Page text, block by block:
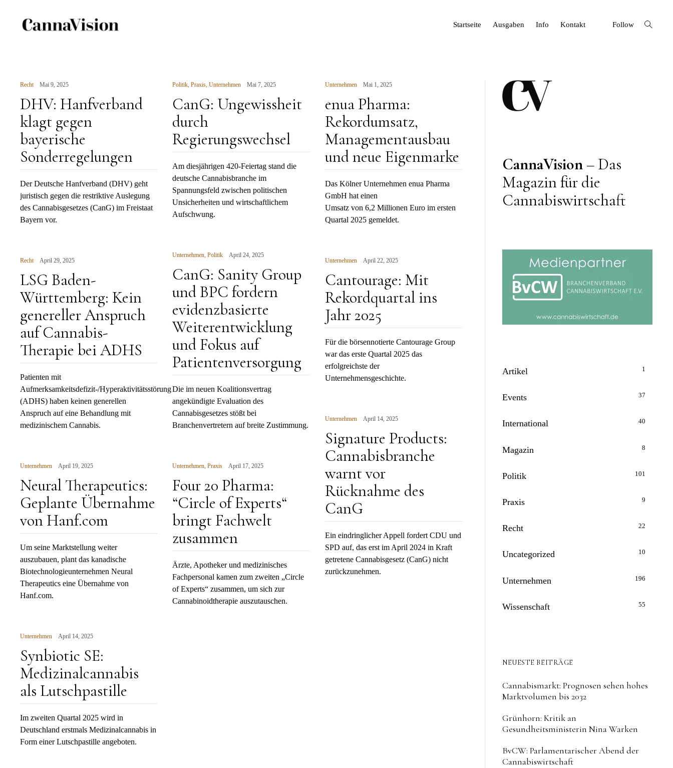
Startseite Ausgaben Info Kontakt Follow
open
search
Journal
Recht Mai 9, 2025
DHV: Hanfverband
klagt gegen
bayerische
Sonderregelungen
Der Deutsche Hanfverband (DHV) geht
juristisch gegen die restriktive Auslegung
des Cannabisgesetzes (CanG) im Freistaat
Bayern vor.
Politik,Praxis,Unternehmen Mai 7, 2025
CanG: Ungewissheit
durch
Regierungswechsel
Am diesjährigen 420-Feiertag stand die
deutsche Cannabisbranche im
Spannungsfeld zwischen politischen
Unsicherheiten und wirtschaftlichem
Aufschwung.
Unternehmen Mai 1, 2025
enua Pharma:
Rekordumsatz,
Managementausbau
und neue Eigenmarke
Das Kölner Unternehmen enua Pharma
GmbH hat einen
Umsatz von 6,2 Millionen Euro im ersten
Quartal 2025 gemeldet.
Recht April 29, 2025
LSG Baden-
Württemberg: Kein
genereller Anspruch
auf Cannabis-
Therapie bei ADHS
Patienten mit
Aufmerksamkeitsdefizit-/Hyperaktivitätsstörung
(ADHS) haben keinen generellen
Anspruch auf eine Behandlung mit
medizinischem Cannabis.
Unternehmen,Politik April 24, 2025
CanG: Sanity Group
und BPC fordern
evidenzbasierte
Weiterentwicklung
und Fokus auf
Patientenversorgung
Die im neuen Koalitionsvertrag
angekündigte Evaluation des
Cannabisgesetzes stößt bei
Branchenvertretern auf breite Zustimmung.
Unternehmen April 22, 2025
Cantourage: Mit
Rekordquartal ins
Jahr 2025
Für die börsennotierte Cantourage Group
war das erste Quartal 2025 das
erfolgreichste der
Unternehmensgeschichte.
Unternehmen April 19, 2025
Neural Therapeutics:
Geplante Übernahme
von Hanf.com
Um seine Marktstellung weiter
auszubauen, plant das kanadische
Biotechnologieunternehmen Neural
Therapeutics eine Übernahme von
Hanf.com.
Unternehmen,Praxis April 17, 2025
Four 20 Pharma:
“Circle of Experts“
bringt Fachwelt
zusammen
Ärzte, Apotheker und medizinisches
Fachpersonal kamen zum zweiten „Circle
of Experts“ zusammen, um sich zur
Cannabinoidtherapie auszutauschen.
Unternehmen April 14, 2025
Signature Products:
Cannabisbranche
warnt vor
Rücknahme des
CanG
Ein eindringlicher Appell fordert CDU und
SPD auf, das erst im April 2024 in Kraft
getretene Cannabisgesetz (CanG) nicht
zurückzunehmen.
Unternehmen April 14, 2025
Synbiotic SE:
Medizinalcannabis
als Lutschpastille
Im zweiten Quartal 2025 wird in
Deutschland erstmals Medizinalcannabis in
Form einer Lutschpastille angeboten.
CannaVision – Das
Magazin für die
Cannabiswirtschaft
Artikel 1
Events 37
International 40
Magazin 8
Politik 101
Praxis 9
Recht 22
Uncategorized 10
Unternehmen 196
Wissenschaft 55
NEUESTE BEITRÄGE
Cannabismarkt: Prognosen sehen hohes
Marktvolumen bis 2032
Grünhorn: Kritik an
Gesundheitsministerin Nina Warken
BvCW: Parlamentarischer Abend der
Cannabiswirtschaft